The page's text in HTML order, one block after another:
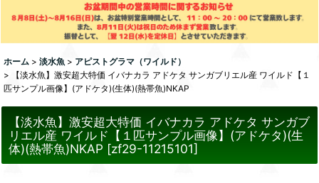
ホーム > 淡水魚 > アピストグラマ（ワイルド）
>
【淡水魚】激安超大特価 イバナカラ アドケタ サンガブリエル産 ワイルド【１
匹サンプル画像】(アドケタ)(生体)(熱帯魚)NKAP
【淡水魚】激安超大特価 イバナカラ アドケタ サンガブ
リエル産 ワイルド【１匹サンプル画像】(アドケタ)(生
体)(熱帯魚)NKAP [zf29-11215101]